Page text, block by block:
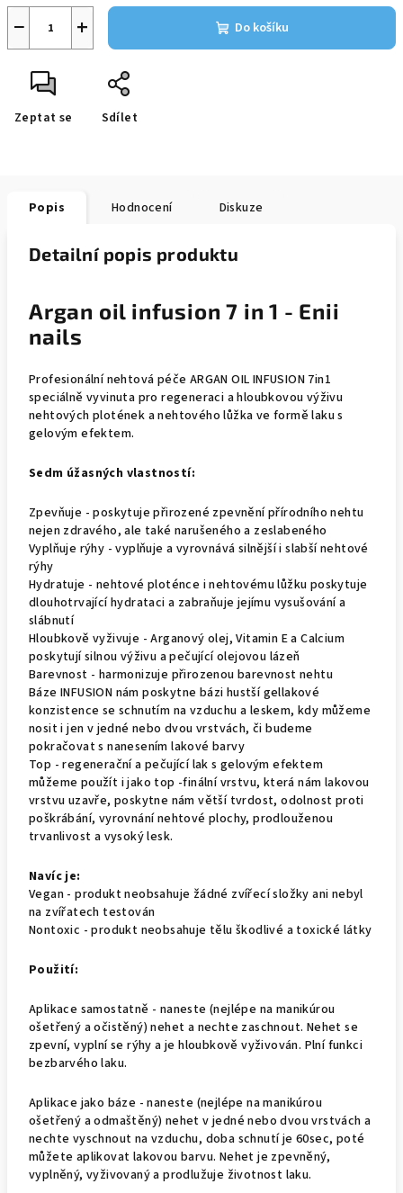
+
− Do košíku
Zeptat se Sdílet
Popis Hodnocení Diskuze
Detailní popis produktu
Argan oil infusion 7 in 1 - Enii
nails
Profesionální nehtová péče ARGAN OIL INFUSION 7in1
speciálně vyvinuta pro regeneraci a hloubkovou výživu
nehtových plotének a nehtového lůžka ve formě laku s
gelovým efektem.
Sedm úžasných vlastností:
Zpevňuje - poskytuje přirozené zpevnění přírodního nehtu
nejen zdravého, ale také narušeného a zeslabeného
Vyplňuje rýhy - vyplňuje a vyrovnává silnější i slabší nehtové
rýhy
Hydratuje - nehtové ploténce i nehtovému lůžku poskytuje
dlouhotrvající hydrataci a zabraňuje jejímu vysušování a
slábnutí
Hloubkově vyživuje - Arganový olej, Vitamin E a Calcium
poskytují silnou výživu a pečující olejovou lázeň
Barevnost - harmonizuje přirozenou barevnost nehtu
Báze INFUSION nám poskytne bázi hustší gellakové
konzistence se schnutím na vzduchu a leskem, kdy můžeme
nosit i jen v jedné nebo dvou vrstvách, či budeme
pokračovat s nanesením lakové barvy
Top - regenerační a pečující lak s gelovým efektem
můžeme použít i jako top -finální vrstvu, která nám lakovou
vrstvu uzavře, poskytne nám větší tvrdost, odolnost proti
poškrábání, vyrovnání nehtové plochy, prodlouženou
trvanlivost a vysoký lesk.
Navíc je:
Vegan - produkt neobsahuje žádné zvířecí složky ani nebyl
na zvířatech testován
Nontoxic - produkt neobsahuje tělu škodlivé a toxické látky
Použití:
Aplikace samostatně - naneste (nejlépe na manikúrou
ošetřený a očistěný) nehet a nechte zaschnout. Nehet se
zpevní, vyplní se rýhy a je hloubkově vyživován. Plní funkci
bezbarvého laku.
Aplikace jako báze - naneste (nejlépe na manikúrou
ošetřený a odmaštěný) nehet v jedné nebo dvou vrstvách a
nechte vyschnout na vzduchu, doba schnutí je 60sec, poté
můžete aplikovat lakovou barvu. Nehet je zpevněný,
vyplněný, vyživovaný a prodlužuje životnost laku.